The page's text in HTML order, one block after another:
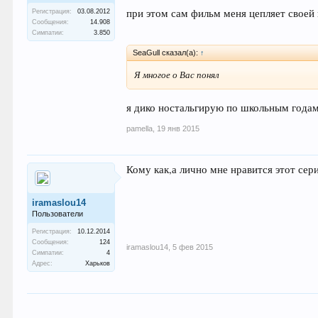
Регистрация:
03.08.2012
Сообщения:
14.908
Симпатии:
3.850
при этом сам фильм меня цепляет
SeaGull сказал(а): ↑
Я многое о Вас понял
я дико ностальгирую по школьным
pamella 19 янв 2015
iramaslou14
Пользователи
Регистрация:
10.12.2014
Сообщения:
124
Симпатии:
4
Адрес:
Харьков
Кому как,а лично мне нравится этот
iramaslou14 5 фев 2015